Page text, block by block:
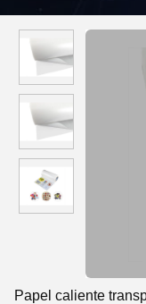
adhesiva del
Papel caliente